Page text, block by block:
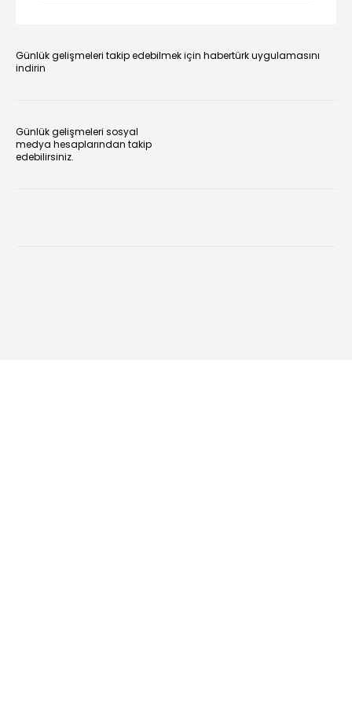
Günlük gelişmeleri takip edebilmek için habertürk uygulamasını
indirin
Günlük gelişmeleri sosyal
medya hesaplarından takip
edebilirsiniz.